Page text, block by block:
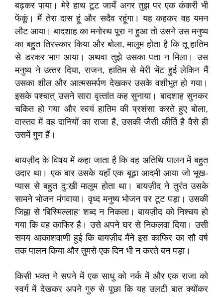
बढ़कर पाया। मेरे हाथ टूट जायँ अगर तुझ पर एक कंकरी भी
फेंकूं। मैं तेरा दास हूं और सदैव रहूंगा। यह कहकर वह यमन
लौट आया। बादशाह का मनोरथ पूरा न हुआ तो उसने उस मनुष्य
का बहुत तिरस्कार किया और बोला, मालूम होता है कि तू हातिम
से डरकर भाग आया। अथवा तुझे उसका पता न मिला। उस
मनुष्य ने उत्‍तर दिया, राजन, हातिम से मेरी भेंट हुई लेकिन मैं
उसका शील और आत्मसमर्पण देखकर उसके वशीभूत हो गया।
इसके पश्चात् उसने सारा वृत्‍तांत कह सुनाया। बादशाह सुनकर
चकित हो गया और स्वयं हातिम की प्रशंसा करते हुए बोला,
वास्तव में वह दानियों का राजा है, उसकी जैसी कीर्ति है वैसे ही
उसमें गुण हैं।
बायज़ीद के विषय में कहा जाता है कि वह अतिथि पालन में बहुत
उदार था। एक बार उसके यहाँ एक बूढ़ा आदमी आया जो भूख-
प्यास से बहुत दु:खी मालूम होता था। बायज़ीद ने तुरंत उसके
सामने भोजन मंगवाया। वृध्द मनुष्य भोजन पर टूट पड़ा। उसकी
जिह्ना से 'बिस्मिल्लाह' शब्द न निकला। बायज़ीद को निश्‍चय हो
गया कि वह काफिर है। उसे अपने घर से निकलवा दिया। उसी
समय आकाशवाणी हुई कि बायज़ीद मैंने इस काफिर का सौ वर्ष
तक पालन किया और तुमसे एक दिन भी न करते बन पड़ा।
किसी भक्त ने सपने में एक साधु को नर्क में और एक राजा को
स्वर्ग में देखकर अपने गुरु से पूछा कि यह उलटी बात क्योंकर